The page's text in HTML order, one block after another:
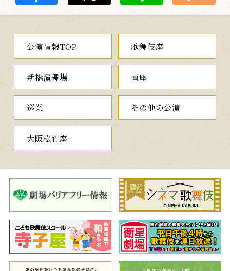
公演情報TOP 歌舞伎座
新橋演舞場 南座
巡業 その他の公演
大阪松竹座